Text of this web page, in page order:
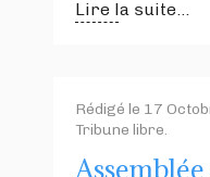
Lire la suite...
Rédigé le 17
Tribune libre.